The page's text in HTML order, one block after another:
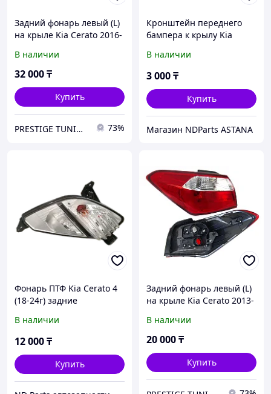
Задний фонарь левый (L)
на крыле Kia Cerato 2016-
В наличии
32 000₸
Купить
PRESTIGE TUNING 73%
Кронштейн переднего
бампера к крылу Kia
левый 86551P2000
В наличии
3 000₸
Купить
Магазин NDParts ASTANA
Фонарь ПТФ Kia Cerato 4
(18-24г) задние
В наличии
12 000₸
Купить
Задний фонарь левый (L)
на крыле Kia Cerato 2013-
В наличии
20 000₸
Купить